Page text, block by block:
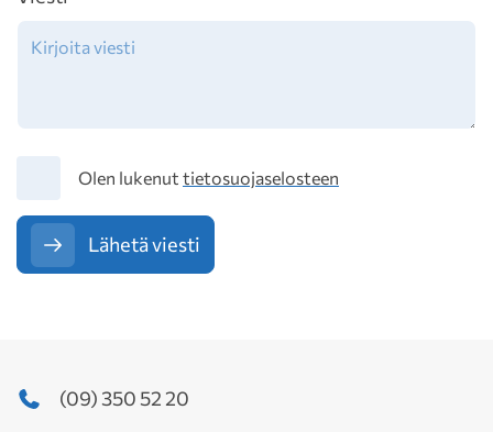
TietosuojaOlen lukenut tietosuojaselosteen
Lähetä viesti
(09) 350 52 20